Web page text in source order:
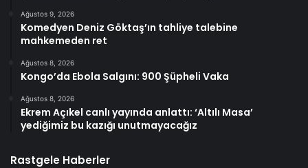
Ağustos 9, 2026
Komedyen Deniz Göktaş’ın tahliye talebine
mahkemeden ret
Ağustos 8, 2026
Kongo’da Ebola Salgını: 900 Şüpheli Vaka
Ağustos 8, 2026
Ekrem Açıkel canlı yayında anlattı: ‘Altılı Masa’
yediğimiz bu kazığı unutmayacağız
Rastgele Haberler